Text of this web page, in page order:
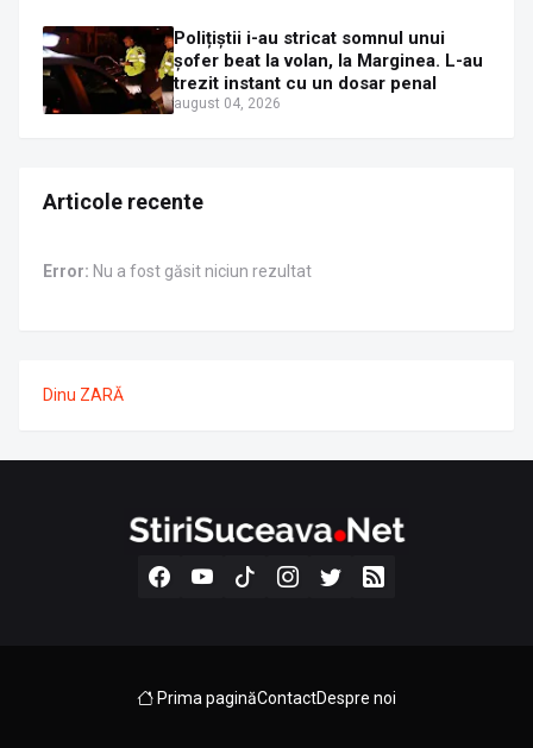
Polițiștii i-au stricat somnul unui
șofer beat la volan, la Marginea. L-au
trezit instant cu un dosar penal
august 04, 2026
Articole recente
Error: Nu a fost găsit niciun rezultat
Dinu ZARĂ
Prima paginăContactDespre noi